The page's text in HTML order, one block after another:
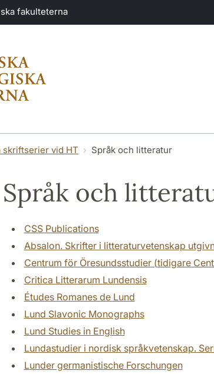
fakulteterna
skriftserier vid HT Språk och litteratur
Språk och
CSS Publications
Absalon. Skrifter i litteraturvetenskap
Centrum för Öresundsstudier (tidigare
Critica Litterarum Lundensis
Études Romanes de Lund
Lund Slavonic Monographs
Lund Studies in English
Lundastudier i nordisk språkvetenskap.
Lunder germanistische Forschungen